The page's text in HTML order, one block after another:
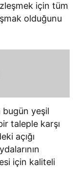
için tüm
olduğunu
bugün yeşil
taleple karşı
açığı
için kaliteli